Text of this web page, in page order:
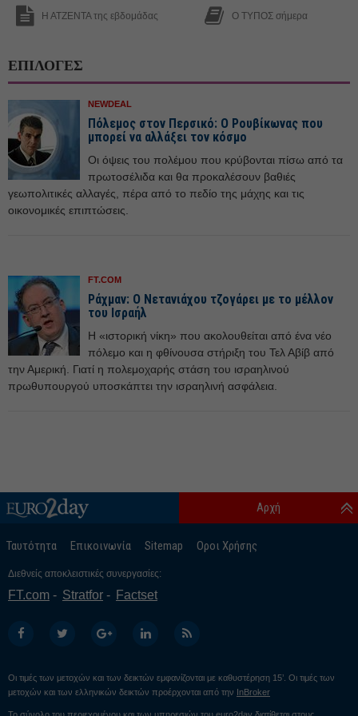
Η ΑΤΖΕΝΤΑ της εβδομάδας Ο ΤΥΠΟΣ σήμερα
ΕΠΙΛΟΓΕΣ
NEWDEAL
Πόλεμος στον Περσικό: Ο Ρουβίκωνας που
μπορεί να αλλάξει τον κόσμο
Οι όψεις του πολέμου που κρύβονται πίσω από τα
πρωτοσέλιδα και θα προκαλέσουν βαθιές
γεωπολιτικές αλλαγές, πέρα από το πεδίο της μάχης και τις
οικονομικές επιπτώσεις.
FT.COM
Ράχμαν: Ο Νετανιάχου τζογάρει με το μέλλον
του Ισραήλ
Η «ιστορική νίκη» που ακολουθείται από ένα νέο
πόλεμο και η φθίνουσα στήριξη του Τελ Αβίβ από
την Αμερική. Γιατί η πολεμοχαρής στάση του ισραηλινού
πρωθυπουργού υποσκάπτει την ισραηλινή ασφάλεια.
Ταυτότητα Επικοινωνία Sitemap Οροι Χρήσης
Αρχή
Διεθνείς αποκλειστικές συνεργασίες:
FT.com Stratfor Factset
Οι τιμές των μετοχών και των δεικτών εμφανίζονται με καθυστέρηση 15’. Οι τιμές των
μετοχών και των ελληνικών δεικτών προέρχονται από την InBroker